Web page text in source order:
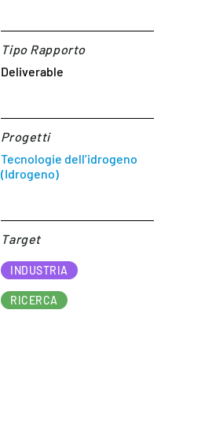
Tipo Rapporto
Deliverable
Progetti
Tecnologie dell’idrogeno
(Idrogeno)
Target​
INDUSTRIA
RICERCA